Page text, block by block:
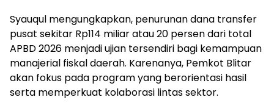
Syauqul mengungkapkan, penurunan dana transfer
pusat sekitar Rp114 miliar atau 20 persen dari total
APBD 2026 menjadi ujian tersendiri bagi kemampuan
manajerial fiskal daerah. Karenanya, Pemkot Blitar
akan fokus pada program yang berorientasi hasil
serta memperkuat kolaborasi lintas sektor.